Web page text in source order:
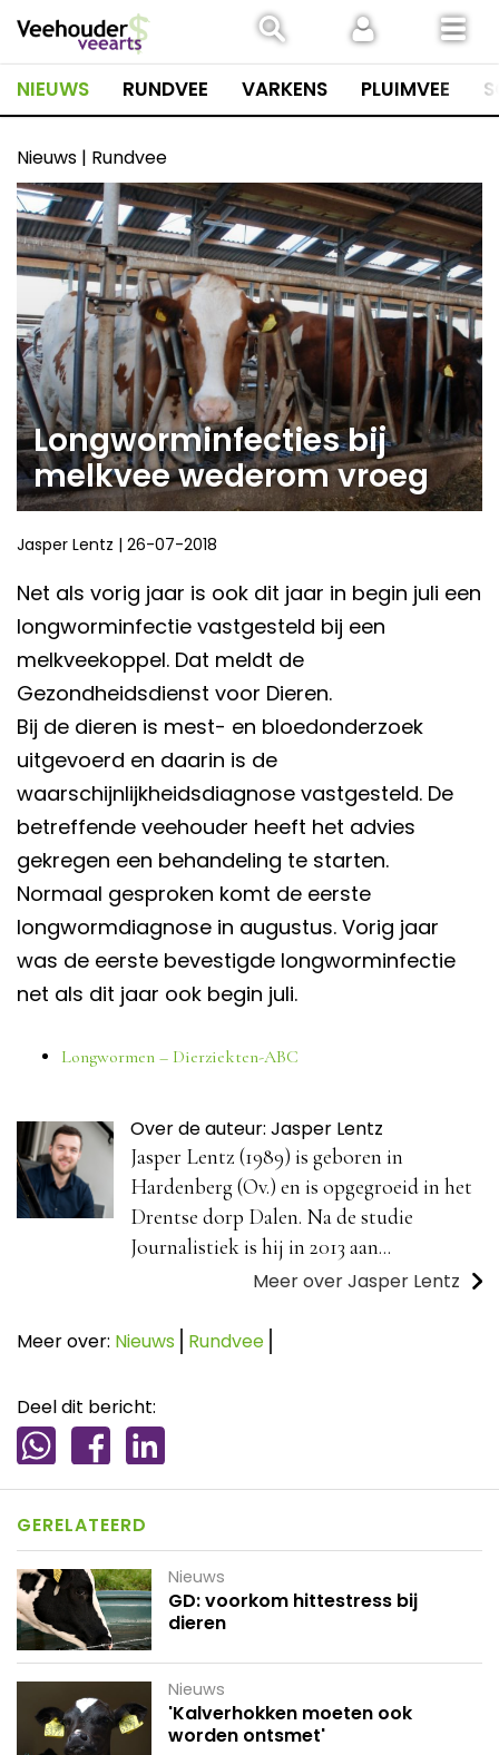
naar
inhoud
NIEUWS RUNDVEE VARKENS PLUIMVEE
Nieuws | Rundvee
Longworminfecties bij
melkvee wederom vroeg
Jasper Lentz | 26-07-2018
Net als vorig jaar is ook dit jaar in begin juli een
longworminfectie vastgesteld bij een
melkveekoppel. Dat meldt de
Gezondheidsdienst voor Dieren.
Bij de dieren is mest- en bloedonderzoek
uitgevoerd en daarin is de
waarschijnlijkheidsdiagnose vastgesteld. De
betreffende veehouder heeft het advies
gekregen een behandeling te starten.
Normaal gesproken komt de eerste
longwormdiagnose in augustus. Vorig jaar
was de eerste bevestigde longworminfectie
net als dit jaar ook begin juli.
Longwormen – Dierziekten-ABC
Over de auteur: Jasper Lentz
Jasper Lentz (1989) is geboren in
Hardenberg (Ov.) en is opgegroeid in het
Drentse dorp Dalen. Na de studie
Journalistiek is hij in 2013 aan...
Meer over Jasper Lentz
Meer over: Nieuws Rundvee
Deel dit bericht:
GERELATEERD
Nieuws
GD: voorkom hittestress bij
dieren
Nieuws
'Kalverhokken moeten ook
worden ontsmet'